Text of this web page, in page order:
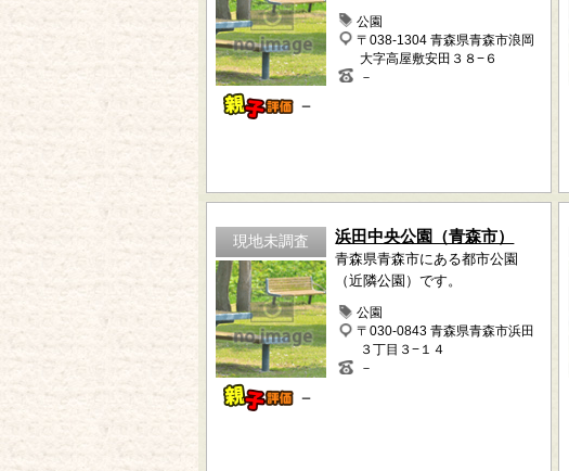
－
公園
〒038-1304 青森県青森市浪岡
大字高屋敷安田３８−６
－
現地未調査
－
浜田中央公園（青森市）
青森県青森市にある都市公園
（近隣公園）です。
公園
〒030-0843 青森県青森市浜田
３丁目３−１４
－